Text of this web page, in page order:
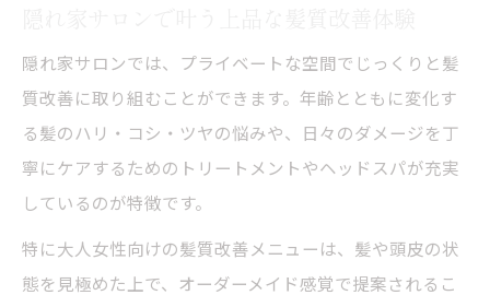
験
隠れ家サロンでは、プライベートな空間でじっくりと髪
質改善に取り組むことができます。年齢とともに変化す
る髪のハリ・コシ・ツヤの悩みや、日々のダメージを丁
寧にケアするためのトリートメントやヘッドスパが充実
しているのが特徴です。
特に大人女性向けの髪質改善メニューは、髪や頭皮の状
態を見極めた上で、オーダーメイド感覚で提案されるこ